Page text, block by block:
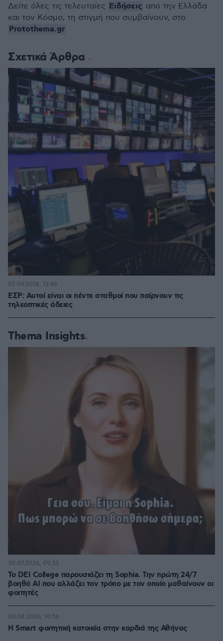
Σχετικά Άρθρα
ΕΣΡ: Αυτοί είναι οι πέντε σταθμοί που παίρνουν τις
τηλεοπτικές άδειες
05.09.2018, 13:46
Thema Insights
Το DEI College παρουσιάζει τη Sophia. Την πρώτη 24/7
βοηθό AI που αλλάζει τον τρόπο με τον οποίο μαθαίνουν οι
φοιτητές
30.07.2026, 09:33
Η Smart φοιτητική κατοικία στην καρδιά της Αθήνας
03.08.2026, 10:56
Δείτε όλες τις τελευταίες Ειδήσεις από την Ελλάδα
και τον Κόσμο, τη στιγμή που συμβαίνουν, στο
Protothema.gr